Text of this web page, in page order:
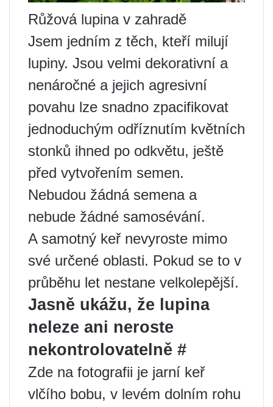
Růžová lupina v zahradě
Jsem jedním z těch, kteří milují
lupiny. Jsou velmi dekorativní a
nenáročné a jejich agresivní
povahu lze snadno zpacifikovat
jednoduchým odříznutím květních
stonků ihned po odkvětu, ještě
před vytvořením semen.
Nebudou žádná semena a
nebude žádné samosévání.
A samotný keř nevyroste mimo
své určené oblasti. Pokud se to v
průběhu let nestane velkolepější.
Jasně ukážu, že lupina
neleze ani neroste
nekontrolovatelně #
Zde na fotografii je jarní keř
vlčího bobu, v levém dolním rohu